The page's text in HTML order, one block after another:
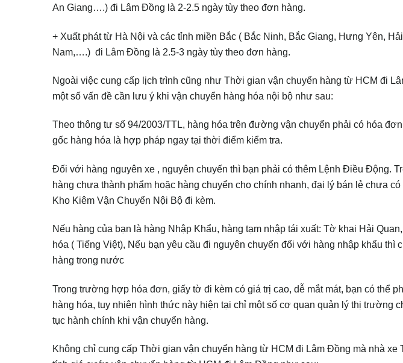
An Giang….) đi Lâm Đồng là 2-2.5 ngày tùy theo đơn hàng.
+ Xuất phát từ Hà Nội và các tỉnh miền Bắc ( Bắc Ninh, Bắc Giang, Hưng Yên,
Nam,….) đi Lâm Đồng là 2.5-3 ngày tùy theo đơn hàng.
Ngoài việc cung cấp lịch trình cũng như Thời gian vận chuyển hàng từ HCM đi
một số vấn đề cần lưu ý khi vận chuyển hàng hóa nội bộ như sau:
Theo thông tư số 94/2003/TTL, hàng hóa trên đường vận chuyển phải có hóa
gốc hàng hóa là hợp pháp ngay tại thời điểm kiểm tra.
Đối với hàng nguyên xe , nguyên chuyến thì bạn phải có thêm Lệnh Điều Động.
hàng chưa thành phẩm hoặc hàng chuyển cho chính nhanh, đại lý bán lẻ chưa
Kho Kiêm Vận Chuyển Nội Bộ đi kèm.
Nếu hàng của bạn là hàng Nhập Khẩu, hàng tạm nhập tái xuất: Tờ khai Hải
hóa ( Tiếng Việt), Nếu bạn yêu cầu đi nguyên chuyến đối với hàng nhập khẩu thì
hàng trong nước
Trong trường hợp hóa đơn, giấy tờ đi kèm có giá trị cao, dễ mắt mát, bạn có thể
hàng hóa, tuy nhiên hình thức này hiện tại chỉ một số cơ quan quản lý thị trường
tục hành chính khi vận chuyển hàng.
Không chỉ cung cấp Thời gian vận chuyển hàng từ HCM đi Lâm Đồng mà nhà xe